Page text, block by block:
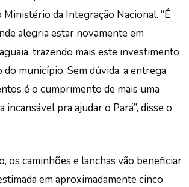
da Integração Nacional. “É
alegria estar novamente em
trazendo mais este investimento
do município. Sem dúvida, a entrega
é o cumprimento de mais uma
incansável pra ajudar o Pará”, disse o
os caminhões e lanchas vão beneficiar
em aproximadamente cinco